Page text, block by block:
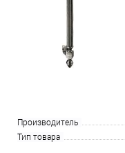
Производитель
Тип товара